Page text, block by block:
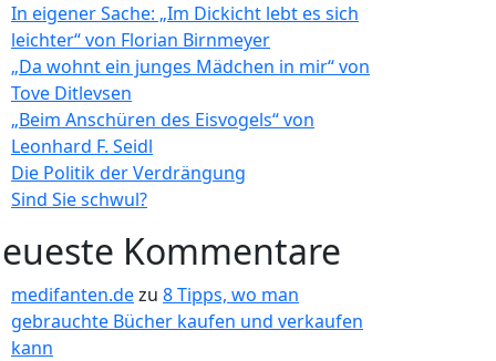
In eigener Sache: „Im Dickicht lebt es sich
leichter“ von Florian Birnmeyer
„Da wohnt ein junges Mädchen in mir“ von
Tove Ditlevsen
„Beim Anschüren des Eisvogels“ von
Leonhard F. Seidl
Die Politik der Verdrängung
Sind Sie schwul?
Kommentare
medifanten.dezu 8 Tipps, wo man
gebrauchte Bücher kaufen und verkaufen
kann